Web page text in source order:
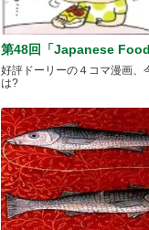
第48回「Japanese Food
好評ドーリーの４コマ漫画、
は?